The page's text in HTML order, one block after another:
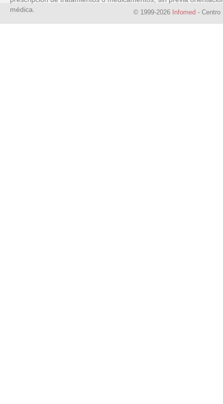
médica.
© 1999-2026 Infomed - Centro